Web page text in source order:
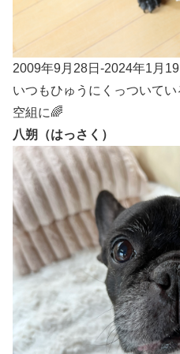
2009年9月28日-2024年1月19
いつもひゅうにくっついて
空組に🌈
八朔（はっさく）